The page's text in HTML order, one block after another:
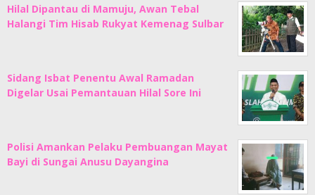
Hilal Dipantau di Mamuju, Awan Tebal
Halangi Tim Hisab Rukyat Kemenag Sulbar
Sidang Isbat Penentu Awal Ramadan
Digelar Usai Pemantauan Hilal Sore Ini
Polisi Amankan Pelaku Pembuangan Mayat
Bayi di Sungai Anusu Dayangina